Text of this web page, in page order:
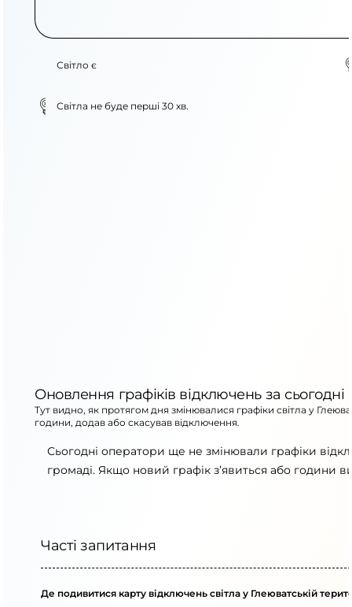
Світло є
Світла не буде перші 30 хв.
Оновлення графіків відключень за сьогодні
Тут видно, як протягом дня змінювалися графіки світла у
години, додав або скасував відключення.
Сьогодні оператори ще не змінювали графіки
громаді. Якщо новий графік з’явиться або години
Часті запитання
Де подивитися карту відключень світла у Глеюватській